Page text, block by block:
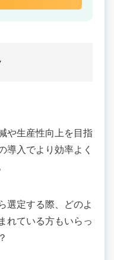
したいのか？
や生産性向上を目指
導入でより効率よく
選定する際、どのよ
れている方もいらっ